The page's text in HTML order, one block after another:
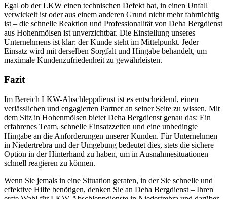
Egal ob der LKW einen technischen Defekt hat, in einen Unfall
verwickelt ist oder aus einem anderen Grund nicht mehr fahrtüchtig
ist – die schnelle Reaktion und Professionalität von Deha Bergdienst
aus Hohenmölsen ist unverzichtbar. Die Einstellung unseres
Unternehmens ist klar: der Kunde steht im Mittelpunkt. Jeder
Einsatz wird mit derselben Sorgfalt und Hingabe behandelt, um
maximale Kundenzufriedenheit zu gewährleisten.
Fazit
Im Bereich LKW-Abschleppdienst ist es entscheidend, einen
verlässlichen und engagierten Partner an seiner Seite zu wissen. Mit
dem Sitz in Hohenmölsen bietet Deha Bergdienst genau das: Ein
erfahrenes Team, schnelle Einsatzzeiten und eine unbedingte
Hingabe an die Anforderungen unserer Kunden. Für Unternehmen
in Niedertrebra und der Umgebung bedeutet dies, stets die sichere
Option in der Hinterhand zu haben, um in Ausnahmesituationen
schnell reagieren zu können.
Wenn Sie jemals in eine Situation geraten, in der Sie schnelle und
effektive Hilfe benötigen, denken Sie an Deha Bergdienst – Ihren